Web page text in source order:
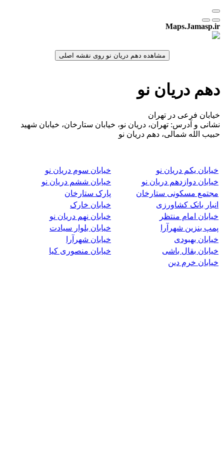
Maps.Jamasp.ir
دهم دریان نو
خیابان فرعی در تهران
نشانی و آدرس: تهران، دریان نو، خیابان ستارخان، خیابان شهید
حبیب الله شمالی، دهم دریان نو
خیابان یکم دریان نو
خیابان سوم دریان نو
خیابان دوازدهم دریان نو
خیابان ششم دریان نو
مجتمع مسکونی ستارخان
پارک ستارخان
انبار بانک کشاورزی
خیابان خارک
خیابان امام منتظر
خیابان نهم دریان نو
پمپ بنزین شهرآرا
خیابان بلوار سیادت
خیابان بهبودی
خیابان شهرآرا
خیابان بقال باشی
خیابان منصوری کیا
خیابان خرم دین